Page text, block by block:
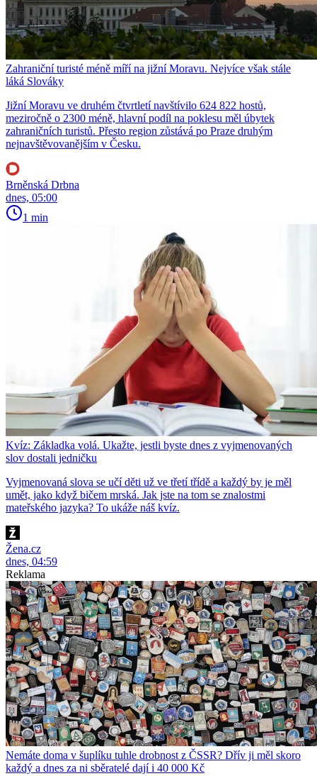
Zahraniční turisté méně míří na jižní Moravu. Nejvíce však stále
láká Slováky
Jižní Moravu ve druhém čtvrtletí navštívilo 624 822 hostů,
meziročně o 2300 méně, hlavní podíl na poklesu měl úbytek
zahraničních turistů. Přesto region zůstává po Praze druhým
nejnavštěvovanějším v Česku.
Brněnská Drbna
dnes, 05:00
1 min
Kvíz: Základka volá. Ukažte, jestli byste dnes z vyjmenovaných
slov dostali jedničku
Vyjmenovaná slova se učí děti už ve třetí třídě a každý by je měl
umět, jako když bičem mrská. Jak jste na tom se znalostmi
mateřského jazyka? To ukáže náš kvíz.
Žena.cz
dnes, 04:59
Reklama
Nemáte doma v šuplíku tuhle drobnost z ČSSR? Dřív ji měl skoro
každý a dnes za ni sběratelé dají i 40 000 Kč